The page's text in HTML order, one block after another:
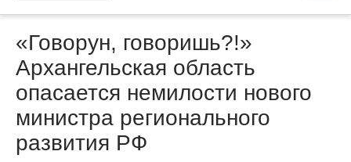
«Говорун, говоришь?!»
Архангельская область
опасается немилости нового
министра регионального
развития РФ